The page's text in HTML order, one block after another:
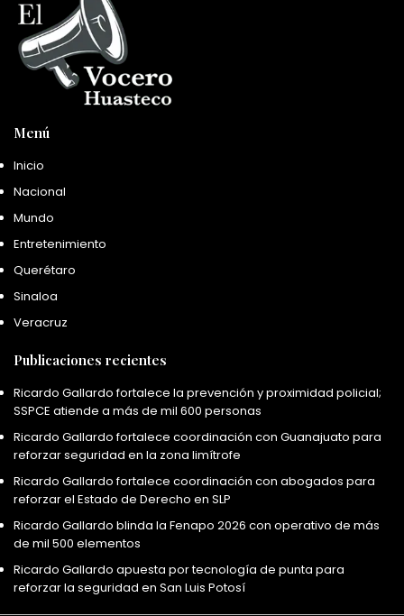
Menú
Inicio
Nacional
Mundo
Entretenimiento
Querétaro
Sinaloa
Veracruz
Publicaciones recientes
Ricardo Gallardo fortalece la prevención y proximidad policial;
SSPCE atiende a más de mil 600 personas
Ricardo Gallardo fortalece coordinación con Guanajuato para
reforzar seguridad en la zona limítrofe
Ricardo Gallardo fortalece coordinación con abogados para
reforzar el Estado de Derecho en SLP
Ricardo Gallardo blinda la Fenapo 2026 con operativo de más
de mil 500 elementos
Ricardo Gallardo apuesta por tecnología de punta para
reforzar la seguridad en San Luis Potosí